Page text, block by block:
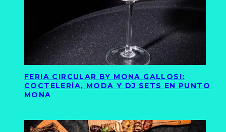
FERIA CIRCULAR BY MONA GALLOSI:
COCTELERÍA, MODA Y DJ SETS EN PUNTO
MONA